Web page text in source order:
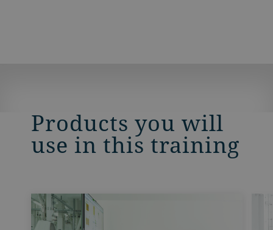
Products you will
use in this training